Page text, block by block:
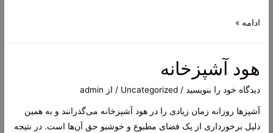
هود
ادامه »
هود آشپزخانه
دیدگاه‌ خود را بنویسید /
Uncategorized / از admin
آشپزها روزانه زمان زیادی را در هود آشپزخانه می‌گذرانند و به همین
دلیل برخورداری از یک فضای مطبوع و خوشبو حق آن‌ها است. در نتیجه